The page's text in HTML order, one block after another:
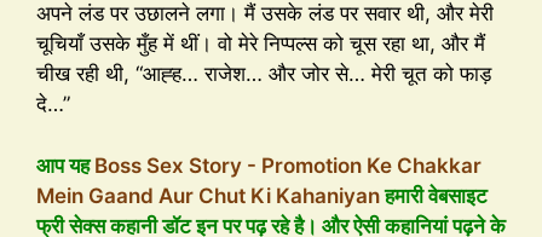
अपने लंड पर उछालने लगा। मैं उसके लंड पर सवार थी, और मेरी
चूचियाँ उसके मुँह में थीं। वो मेरे निप्पल्स को चूस रहा था, और मैं
चीख रही थी, “आह्ह… राजेश… और जोर से… मेरी चूत को फाड़
दे…”
आप यहBoss Sex Story - Promotion Ke Chakkar
Mein Gaand Aur Chut Ki Kahaniyanहमारी वेबसाइट
फ्री सेक्स कहानी डॉट इन पर पढ़ रहे है। और ऐसी कहानियां पढ़ने के